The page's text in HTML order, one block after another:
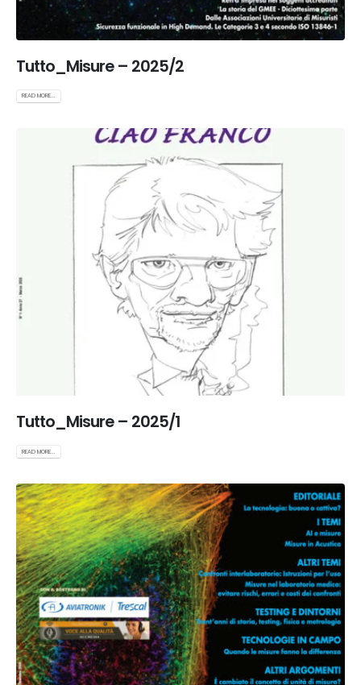
Tutto_Misure – 2025/2
READ MORE...
Tutto_Misure – 2025/1
READ MORE...